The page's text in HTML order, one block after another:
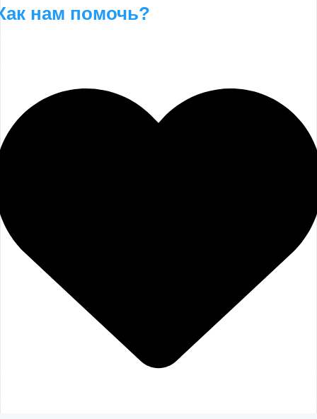
нам помочь?